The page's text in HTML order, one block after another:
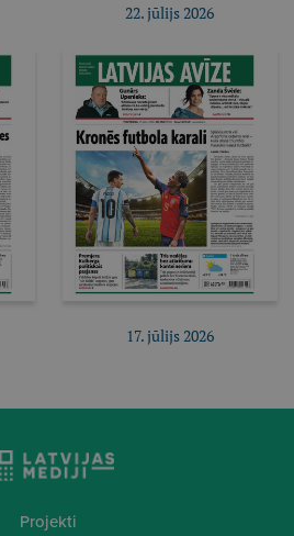
Pirkt e-izdevumu
Pirkt abonementu
22. jūlijs 2026
17. jūlijs 2026
Projekti